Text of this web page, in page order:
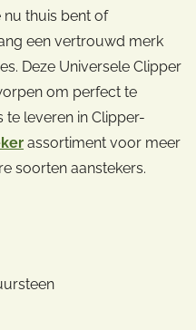
thuis bent of
een vertrouwd merk
Deze Universele Clipper
om perfect te
te leveren in Clipper-
assortiment voor meer
soorten aanstekers.